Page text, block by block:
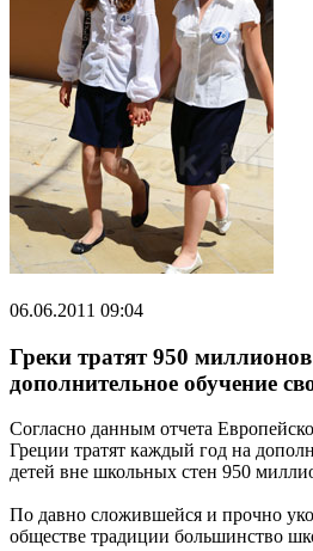
06.06.2011 09:04
Греки тратят 950
дополнительное обучение
Согласно данным отчета
Греции тратят каждый год на
детей вне школьных стен 950
По давно сложившейся и прочно
обществе традиции большинство